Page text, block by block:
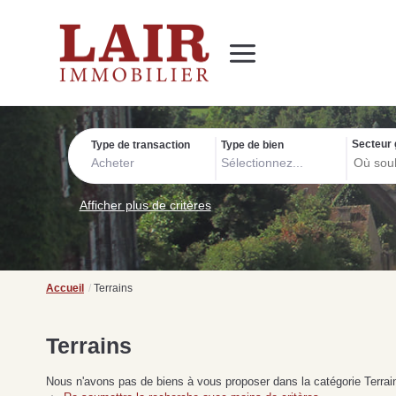
Immobilier
Nous découvrir
Nos services
Contact
Nos actualités
SUIVEZ-NOUS SUR LES RÉSEAUX SOCIAUX
Type de transaction
Acheter
Type de bien
Sélectionnez...
Secteur
Afficher plus de critères
Accueil Terrains
Terrains
Nous n'avons pas de biens à vous proposer dans la catégorie